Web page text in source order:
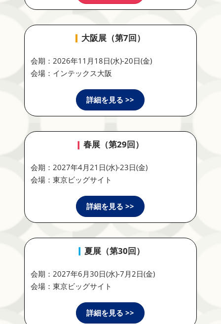
大阪展（第7回）
会期：2026年11月18日(水)-20日(金)
会場：インテックス大阪
詳細を見る >>
春展（第29回）
会期：2027年4月21日(水)-23日(金)
会場：東京ビッグサイト
詳細を見る >>
夏展（第30回）
会期：2027年6月30日(水)-7月2日(金)
会場：東京ビッグサイト
詳細を見る >>